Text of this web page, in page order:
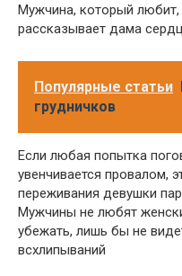
Мужчина, который любит,
рассказывает дама
Популярные статьи
грудничков
Если любая попытка
увенчивается провалом,
переживания девушки
Мужчины не любят
убежать, лишь бы не
всхлипываний